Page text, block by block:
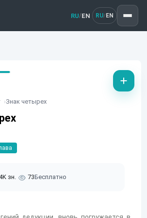
RU/EN RU/ EN
Знак четырех
зн. 73Бесплатно